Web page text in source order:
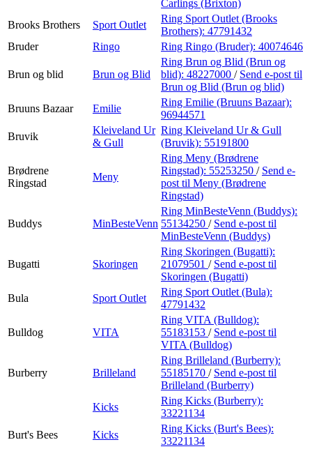
Carlings (Brixton)
Brooks Brothers
Sport Outlet
Ring Sport Outlet (Brooks
Brothers): 47791432
Bruder
Ringo Ring Ringo (Bruder): 40074646
Brun og blid Brun og Blid
Ring Brun og Blid (Brun og
blid): 48227000 / Send e-post til
Brun og Blid (Brun og blid)
Bruuns Bazaar
Emilie
Ring Emilie (Bruuns Bazaar):
96944571
Bruvik
Kleiveland Ur
& Gull
Ring Kleiveland Ur & Gull
(Bruvik): 55191800
Brødrene
Ringstad
Meny
Ring Meny (Brødrene
Ringstad): 55253250 / Send e-
post til Meny (Brødrene
Ringstad)
Buddys MinBesteVenn
Ring MinBesteVenn (Buddys):
55134250 / Send e-post til
MinBesteVenn (Buddys)
Bugatti Skoringen
Ring Skoringen (Bugatti):
21079501 / Send e-post til
Skoringen (Bugatti)
Bula
Sport Outlet
Ring Sport Outlet (Bula):
47791432
Bulldog VITA
Ring VITA (Bulldog):
55183153 / Send e-post til
VITA (Bulldog)
Burberry Brilleland
Ring Brilleland (Burberry):
55185170 / Send e-post til
Brilleland (Burberry)
Kicks
Ring Kicks (Burberry):
33221134
Burt's Bees
Kicks
Ring Kicks (Burt's Bees):
33221134